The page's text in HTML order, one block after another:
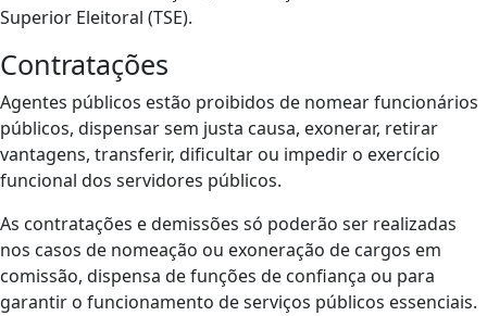
Superior Eleitoral (TSE).
Contratações
Agentes públicos estão proibidos de nomear funcionários
públicos, dispensar sem justa causa, exonerar, retirar
vantagens, transferir, dificultar ou impedir o exercício
funcional dos servidores públicos.
As contratações e demissões só poderão ser realizadas
nos casos de nomeação ou exoneração de cargos em
comissão, dispensa de funções de confiança ou para
garantir o funcionamento de serviços públicos essenciais.